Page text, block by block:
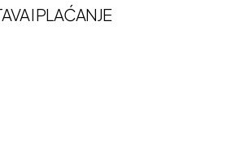
I PLAĆANJE